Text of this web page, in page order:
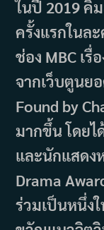
ในปี 2019 คิ
ครั้งแรกในล
ช่อง MBC เรื่
จากเว็บตูนย
Found by
มากขึ้น โดยไ
และนักแสดง
Drama
ร่วมเป็นหนึ่ง